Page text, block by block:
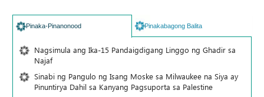
Pinaka-Pinanonood Pinakabagong Balita
Nagsimula ang Ika-15 Pandaigdigang Linggo ng Ghadir sa
Najaf
Sinabi ng Pangulo ng Isang Moske sa Milwaukee na Siya ay
Pinuntirya Dahil sa Kanyang Pagsuporta sa Palestine